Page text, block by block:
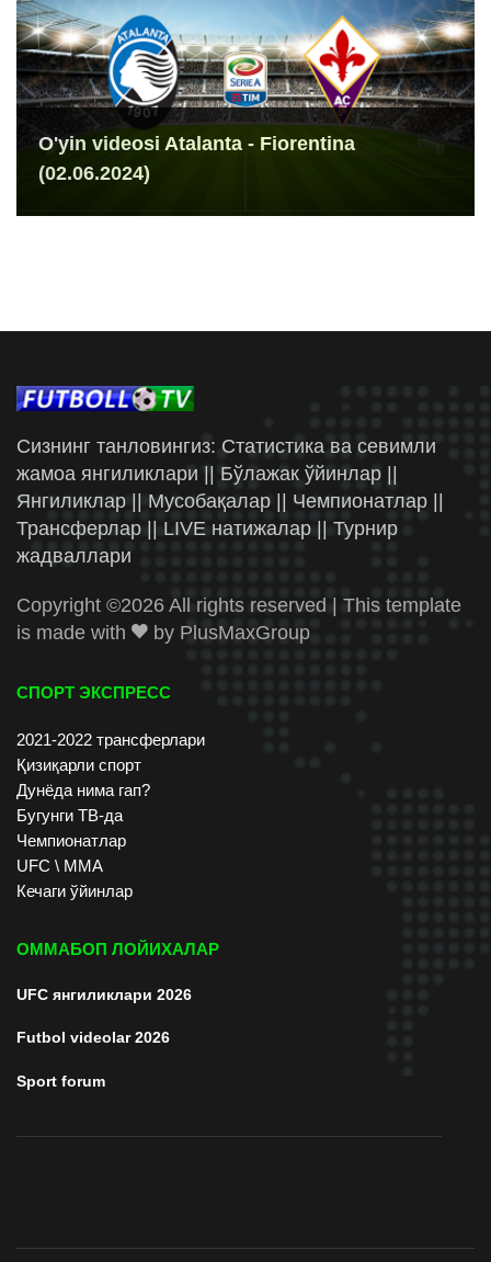
O'yin videosi Atalanta - Fiorentina
(02.06.2024)
Сизнинг танловингиз: Статистика ва севимли
жамоа янгиликлари || Бўлажак ўйинлар ||
Янгиликлар || Мусобақалар || Чемпионатлар ||
Трансферлар || LIVE натижалар || Турнир
жадваллари
Copyright ©2026 All rights reserved | This template
is made with
by PlusMaxGroup
СПОРТ ЭКСПРЕСС
2021-2022 трансферлари
Қизиқарли спорт
Дунёда нима гап?
Бугунги ТВ-да
Чемпионатлар
UFC \ ММА
Кечаги ўйинлар
ОММАБОП ЛОЙИХАЛАР
UFC янгиликлари 2026
Futbol videolar 2026
Sport forum